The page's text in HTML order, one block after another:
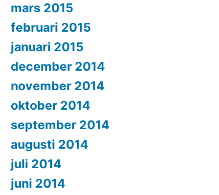
mars 2015
februari 2015
januari 2015
december 2014
november 2014
oktober 2014
september 2014
augusti 2014
juli 2014
juni 2014